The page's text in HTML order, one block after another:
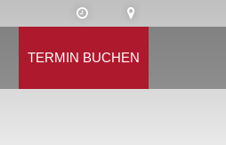
TERMIN BUCHEN